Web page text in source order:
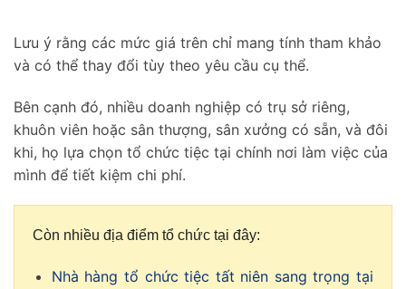
Lưu ý rằng các mức giá trên chỉ mang tính tham khảo
và có thể thay đổi tùy theo yêu cầu cụ thể.
Bên cạnh đó, nhiều doanh nghiệp có trụ sở riêng,
khuôn viên hoặc sân thượng, sân xưởng có sẵn, và đôi
khi, họ lựa chọn tổ chức tiệc tại chính nơi làm việc của
mình để tiết kiệm chi phí.
Còn nhiều địa điểm tổ chức tại đây:
Nhà hàng tổ chức tiệc tất niên sang trọng tại